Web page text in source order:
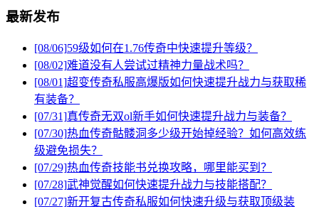
最新发布
[08/06]59级如何在1.76传奇中快速提升等级？
[08/02]难道没有人尝试过精神力量战术吗？
[08/01]超变传奇私服高爆版如何快速提升战力与获取稀
有装备？
[07/31]真传奇无双ol新手如何快速提升战力与装备？
[07/30]热血传奇骷髅洞多少级开始掉经验？如何高效练
级避免损失？
[07/29]热血传奇技能书兑换攻略，哪里能买到？
[07/28]武神觉醒如何快速提升战力与技能搭配？
[07/27]新开复古传奇私服如何快速升级与获取顶级装